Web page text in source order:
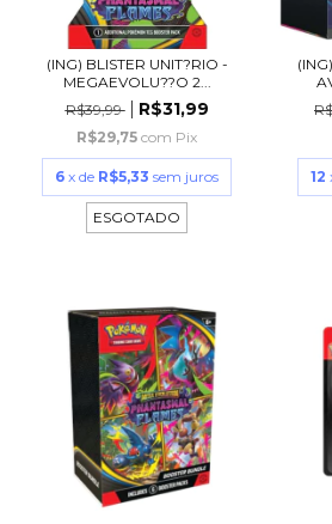
(ING) BLISTER UNIT?RIO -
MEGAEVOLU??O 2...
R$39,99
R$31,99
R$29,75 com Pix
6 x de R$5,33 sem juros
ESGOTADO
12